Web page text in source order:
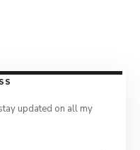
updated on all my